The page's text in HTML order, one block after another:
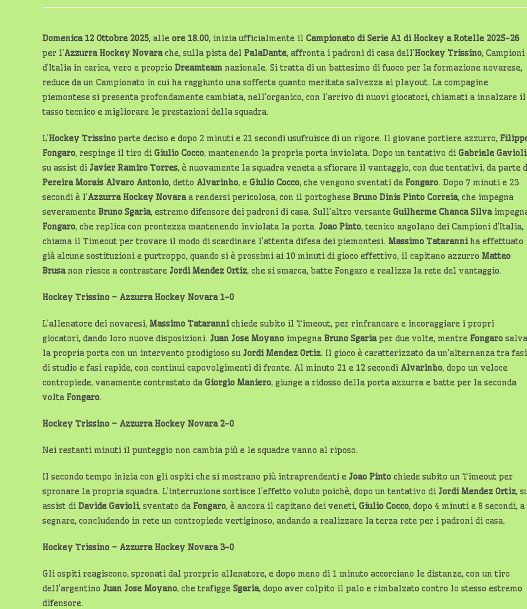
dell'articolo:
lettura:
Domenica 12 Ottobre 2025, alle ore 18.00, inizia ufficialmente il Campionato di Serie A1 di Hockey a Rotelle 2025-26
per l’Azzurra Hockey Novarache, sulla pista del PalaDante, affronta i padroni di casa dell’Hockey Trissino, Campioni
d’Italia in carica, vero e proprio Dreamteam nazionale. Si tratta di un battesimo di fuoco per la formazione novarese,
reduce da un Campionato in cui ha raggiunto una sofferta quanto meritata salvezza ai playout. La compagine
piemontese si presenta profondamente cambiata, nell’organico, con l’arrivo di nuovi giocatori, chiamati a innalzare il
tasso tecnico e migliorare le prestazioni della squadra.
L’Hockey Trissino parte deciso e dopo 2 minuti e 21 secondi usufruisce di un rigore. Il giovane portiere azzurro,
Fongaro, respinge il tiro di Giulio Cocco, mantenendo la propria porta inviolata. Dopo un tentativo di Gabriele Gavioli
su assist di Javier Ramiro Torres, è nuovamente la squadra veneta a sfiorare il vantaggio, con due tentativi, da parte
Pereira Morais Alvaro Antonio, detto Alvarinho, e Giulio Cocco, che vengono sventati da Fongaro. Dopo 7 minuti e 23
secondi è l’Azzurra Hockey Novaraa rendersi pericolosa, con il portoghese Bruno Dinis Pinto Correia, che impegna
severamente Bruno Sgaria, estremo difensore dei padroni di casa. Sull’altro versante Guilherme Chanca Silva
Fongaro, che replica con prontezza mantenendo inviolata la porta. Joao Pinto, tecnico angolano dei Campioni d’Italia,
chiama il Timeout per trovare il modo di scardinare l’attenta difesa dei piemontesi. Massimo Tataranniha effettuato
già alcune sostituzioni e purtroppo, quando si è prossimi ai 10 minuti di gioco effettivo, il capitano azzurro Matteo
Brusanon riesce a contrastare Jordi Mendez Ortiz, che si smarca, batte Fongaro e realizza la rete del vantaggio.
Hockey Trissino – Azzurra Hockey Novara 1-0
L’allenatore dei novaresi, Massimo Tatarannichiede subito il Timeout, per rinfrancare e incoraggiare i propri
giocatori, dando loro nuove disposizioni. Juan Jose Moyano impegna Bruno Sgariaper due volte, mentre Fongaro salva
la propria porta con un intervento prodigioso su Jordi Mendez Ortiz. Il gioco è caratterizzato da un’alternanza tra fasi
di studio e fasi rapide, con continui capovolgimenti di fronte. Al minuto 21 e 12 secondi Alvarinho, dopo un veloce
contropiede, vanamente contrastato da Giorgio Maniero, giunge a ridosso della porta azzurra e batte per la seconda
volta Fongaro.
Hockey Trissino – Azzurra Hockey Novara 2-0
Nei restanti minuti il punteggio non cambia più e le squadre vanno al riposo.
Il secondo tempo inizia con gli ospiti che si mostrano più intraprendenti e Joao Pinto chiede subito un Timeout per
spronare la propria squadra. L’interruzione sortisce l’effetto voluto poichè, dopo un tentativo di Jordi Mendez Ortiz,
assist di Davide Gavioli, sventato da Fongaro, è ancora il capitano dei veneti, Giulio Cocco, dopo 4 minuti e 8 secondi, a
segnare, concludendo in rete un contropiede vertiginoso, andando a realizzare la terza rete per i padroni di casa.
Hockey Trissino – Azzurra Hockey Novara 3-0
Gli ospiti reagiscono, spronati dal prorprio allenatore, e dopo meno di 1 minuto accorciano le distanze, con un tiro
dell’argentino Juan Jose Moyano, che trafigge Sgaria, dopo aver colpito il palo e rimbalzato contro lo stesso estremo
difensore.